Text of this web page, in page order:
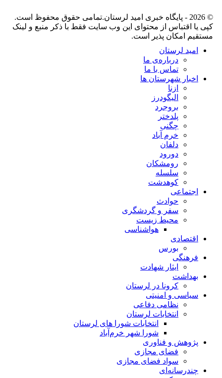
© 2026 - پایگاه خبری اميد لرستان.تمامی حقوق محفوظ است.
کپی یا اقتباس از محتوای این وب سایت فقط با ذکر منبع و لینک
مستقیم امکان پذیر است.
امید لرستان
درباره‌ی ما
تماس با ما
اخبار شهرستان ها
ازنا
الیگودرز
بروجرد
پلدختر
چگنی
خرم آباد
دلفان
دورود
رومشکان
سلسله
کوهدشت
اجتماعی
حوادث
سفر و گردشگری
محیط زیست
هواشناسی
اقتصادی
بورس
فرهنگی
ایثار شهادت
بهداشت
کرونا در لرستان
سیاسی و امنیتی
نظامی دفاعی
انتخابات لرستان
انتخابات شورا های لرستان
شورا شهر خرم‌آباد
پژوهش و فناوری
فضای مجازی
سواد فضای مجازی
چندرسانه‌ای